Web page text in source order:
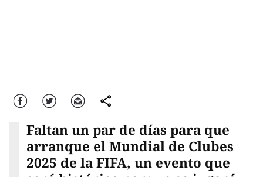
Facebook Twitter Correo comparte
Faltan un par de días para que
arranque el Mundial de Clubes
2025 de la FIFA, un evento que